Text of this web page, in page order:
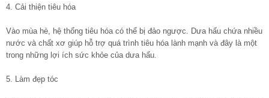
4. Cải thiện tiêu hóa
Vào mùa hè, hệ thống tiêu hóa có thể bị đảo ngược. Dưa hấu chứa nhiều
nước và chất xơ giúp hỗ trợ quá trình tiêu hóa lành mạnh và đây là một
trong những lợi ích sức khỏe của dưa hấu.
5. Làm đẹp tóc